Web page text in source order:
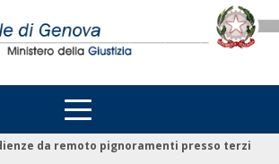
da remoto pignoramenti presso terzi